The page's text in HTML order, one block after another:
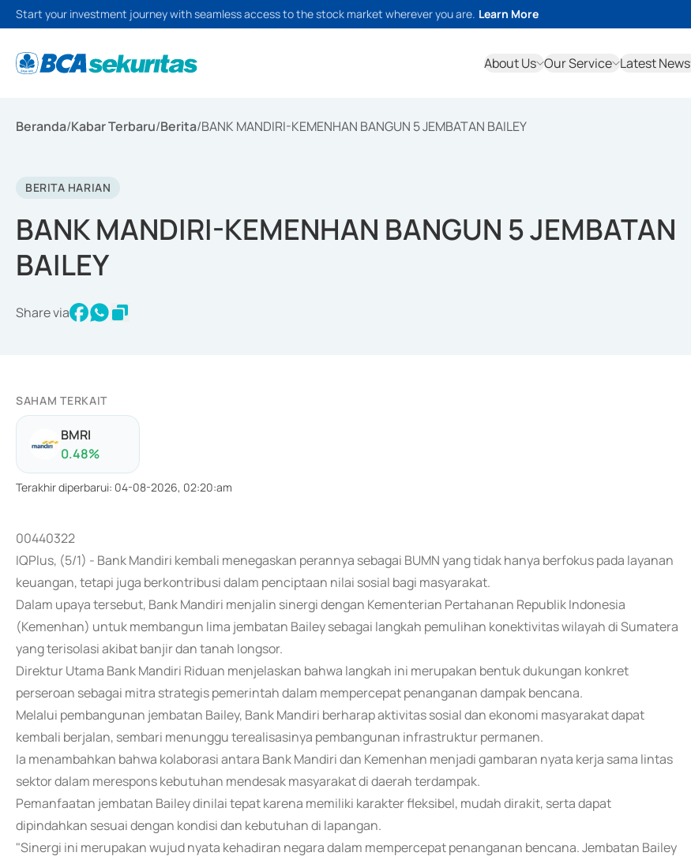
Start your investment journey with seamless access to the stock market wherever you are. Learn More
About Us Our Service Latest News
Beranda/Kabar Terbaru/Berita/BANK MANDIRI-KEMENHAN BANGUN 5 JEMBATAN BAILEY
BERITA HARIAN
BANK MANDIRI-KEMENHAN BANGUN 5 JEMBATAN
BAILEY
Share via
SAHAM TERKAIT
BMRI
0.48%
Terakhir diperbarui: 04-08-2026, 02:20:am
00440322
IQPlus, (5/1) - Bank Mandiri kembali menegaskan perannya sebagai BUMN yang tidak hanya berfokus pada layanan
keuangan, tetapi juga berkontribusi dalam penciptaan nilai sosial bagi masyarakat.
Dalam upaya tersebut, Bank Mandiri menjalin sinergi dengan Kementerian Pertahanan Republik Indonesia
(Kemenhan) untuk membangun lima jembatan Bailey sebagai langkah pemulihan konektivitas wilayah di Sumatera
yang terisolasi akibat banjir dan tanah longsor.
Direktur Utama Bank Mandiri Riduan menjelaskan bahwa langkah ini merupakan bentuk dukungan konkret
perseroan sebagai mitra strategis pemerintah dalam mempercepat penanganan dampak bencana.
Melalui pembangunan jembatan Bailey, Bank Mandiri berharap aktivitas sosial dan ekonomi masyarakat dapat
kembali berjalan, sembari menunggu terealisasinya pembangunan infrastruktur permanen.
Ia menambahkan bahwa kolaborasi antara Bank Mandiri dan Kemenhan menjadi gambaran nyata kerja sama lintas
sektor dalam merespons kebutuhan mendesak masyarakat di daerah terdampak.
Pemanfaatan jembatan Bailey dinilai tepat karena memiliki karakter fleksibel, mudah dirakit, serta dapat
dipindahkan sesuai dengan kondisi dan kebutuhan di lapangan.
"Sinergi ini merupakan wujud nyata kehadiran negara dalam mempercepat penanganan bencana. Jembatan Bailey